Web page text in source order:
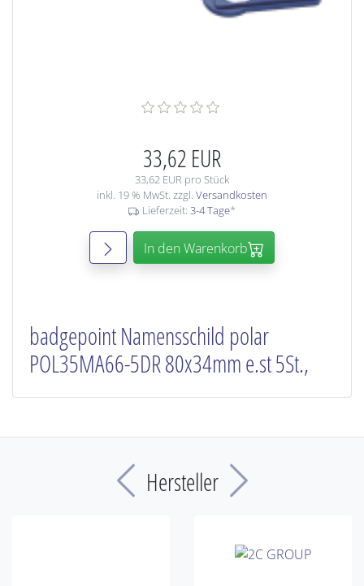
33,62 EUR
33,62 EUR pro Stück
inkl. 19 % MwSt. zzgl. Versandkosten
Lieferzeit: 3-4 Tage*
In den Warenkorb
badgepoint Namensschild polar
POL35MA66-5DR 80x34mm e.st 5St.,
Previous
Hersteller